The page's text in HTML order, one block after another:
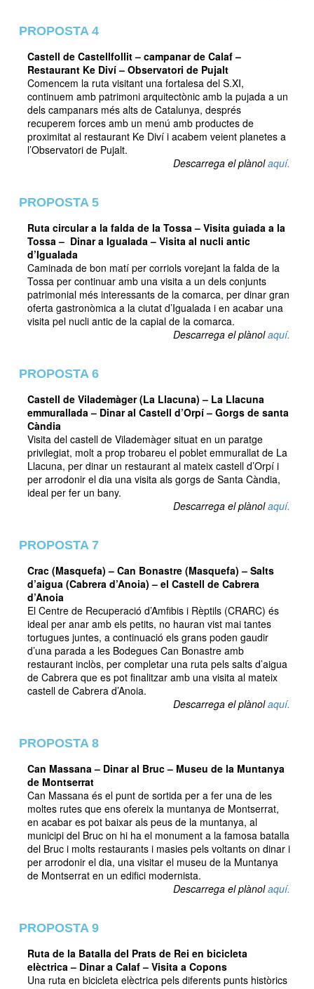
PROPOSTA 4
Castell de Castellfollit – campanar de Calaf –
Restaurant Ke Diví – Observatori de Pujalt
Comencem la ruta visitant una fortalesa del S.XI,
continuem amb patrimoni arquitectònic amb la pujada a un
dels campanars més alts de Catalunya, després
recuperem forces amb un menú amb productes de
proximitat al restaurant Ke Diví i acabem veient planetes a
l’Observatori de Pujalt.
Descarrega el plànolaquí.
PROPOSTA 5
Ruta circular a la falda de la Tossa – Visita guiada a la
Tossa – Dinar a Igualada – Visita al nucli antic
d’Igualada
Caminada de bon matí per corriols vorejant la falda de la
Tossa per continuar amb una visita a un dels conjunts
patrimonial més interessants de la comarca, per dinar gran
oferta gastronòmica a la ciutat d’Igualada i en acabar una
visita pel nucli antic de la capial de la comarca.
Descarrega el plànolaquí.
PROPOSTA 6
Castell de Vilademàger (La Llacuna) – La Llacuna
emmurallada – Dinar al Castell d’Orpí – Gorgs de santa
Càndia
Visita del castell de Vilademàger situat en un paratge
privilegiat, molt a prop trobareu el poblet emmurallat de La
Llacuna, per dinar un restaurant al mateix castell d’Orpí i
per arrodonir el dia una visita als gorgs de Santa Càndia,
ideal per fer un bany.
Descarrega el plànolaquí.
PROPOSTA 7
Crac (Masquefa) – Can Bonastre (Masquefa) – Salts
d’aigua (Cabrera d’Anoia) – el Castell de Cabrera
d’Anoia
El Centre de Recuperació d’Amfibis i Rèptils (CRARC) és
ideal per anar amb els petits, no hauran vist mai tantes
tortugues juntes, a continuació els grans poden gaudir
d’una parada a les Bodegues Can Bonastre amb
restaurant inclòs, per completar una ruta pels salts d’aigua
de Cabrera que es pot finalitzar amb una visita al mateix
castell de Cabrera d’Anoia.
Descarrega el plànolaquí.
PROPOSTA 8
Can Massana – Dinar al Bruc – Museu de la Muntanya
de Montserrat
Can Massana és el punt de sortida per a fer una de les
moltes rutes que ens ofereix la muntanya de Montserrat,
en acabar es pot baixar als peus de la muntanya, al
municipi del Bruc on hi ha el monument a la famosa batalla
del Bruc i molts restaurants i masies pels voltants on dinar i
per arrodonir el dia, una visitar el museu de la Muntanya
de Montserrat en un edifici modernista.
Descarrega el plànolaquí.
PROPOSTA 9
Ruta de la Batalla del Prats de Rei en bicicleta
elèctrica – Dinar a Calaf – Visita a Copons
Una ruta en bicicleta elèctrica pels diferents punts històrics